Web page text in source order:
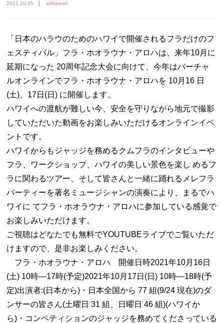
2021.10.05 allhawaii
「日本のハラウのためのハワイで開催されるフラだけのフ
ェスティバル」フラ・ホオラウナ・アロハは、来年10月に
延期になった 20周年記念大会に向けて、今年はバーチャ
ルオンラインでフラ・ホオラウナ・アロハを 10月16 日
(土)、17日(日) に開催します。
ハワイへの渡航が難しい今、安全を守りながら地元で撮影
していただいた動画をお楽しみいただけるオンラインイベ
ントです。
ハワイからもジャッジを務めるクムフラのインタビューや
フラ、ワークショップ、ハワイの美しい景色を楽し めるフ
ラに関わるツアー、そして皆さんと一緒に踊れるメレフラ
パーティーを著名ミュージシャンの演奏により、まるでハ
ワイに てフラ・ホオラウナ・アロハに参加している感覚で
お楽しみいただけます。
ご視聴はどなたでも無料でYOUTUBEライブでご覧いただ
けますので、是非お楽しみください。
フラ・ホオラウナ・アロハ 開催日時2021年10月16日
(土) 10時―17時(予定)2021年10月17日(日) 10時―18時(予
定)出演者:(日本から)・日本全国から 77 組(9/24 現在)のダ
ンサーの皆さん(土曜日 31 組、日曜日 46 組)(ハワイか
ら)・コンペティションのジャッジを務めてくださっている